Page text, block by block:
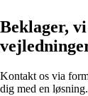
Beklager,
Kontakt os via
dig med en løsning.